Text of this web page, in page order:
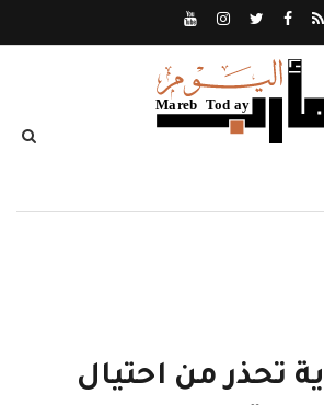
تحذر من احتيال